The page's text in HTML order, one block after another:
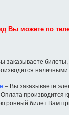
Вы можете по
заказываете билеты,
наличными
– Вы заказываете
производится
билет Вам